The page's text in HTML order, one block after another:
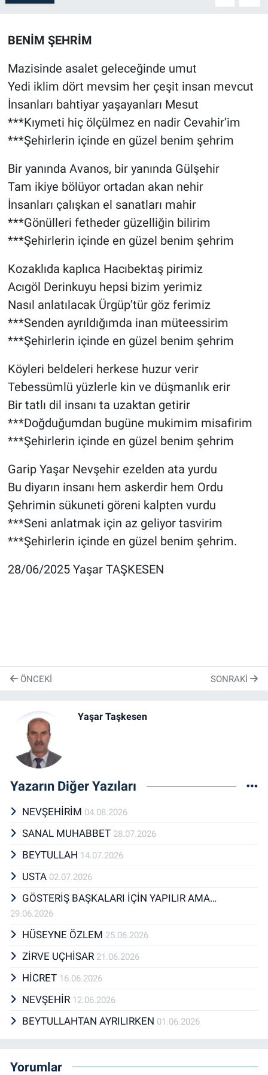
BENİM ŞEHRİM
Mazisinde asalet geleceğinde umut
Yedi iklim dört mevsim her çeşit insan mevcut
İnsanları bahtiyar yaşayanları Mesut
***Kıymeti hiç ölçülmez en nadir Cevahir’im
***Şehirlerin içinde en güzel benim şehrim
Bir yanında Avanos, bir yanında Gülşehir
Tam ikiye bölüyor ortadan akan nehir
İnsanları çalışkan el sanatları mahir
***Gönülleri fetheder güzelliğin bilirim
***Şehirlerin içinde en güzel benim şehrim
Kozaklıda kaplıca Hacıbektaş pirimiz
Acıgöl Derinkuyu hepsi bizim yerimiz
Nasıl anlatılacak Ürgüp’tür göz ferimiz
***Senden ayrıldığımda inan müteessirim
***Şehirlerin içinde en güzel benim şehrim
Köyleri beldeleri herkese huzur verir
Tebessümlü yüzlerle kin ve düşmanlık erir
Bir tatlı dil insanı ta uzaktan getirir
***Doğduğumdan bugüne mukimim misafirim
***Şehirlerin içinde en güzel benim şehrim
Garip Yaşar Nevşehir ezelden ata yurdu
Bu diyarın insanı hem askerdir hem Ordu
Şehrimin sükuneti göreni kalpten vurdu
***Seni anlatmak için az geliyor tasvirim
***Şehirlerin içinde en güzel benim şehrim.
28/06/2025 Yaşar TAŞKESEN
ÖNCEKI SONRAKI
Yaşar Taşkesen
Yazarın Diğer Yazıları
NEVŞEHİRİM 04.08.2026
SANAL MUHABBET 28.07.2026
BEYTULLAH 14.07.2026
USTA 02.07.2026
GÖSTERİŞ BAŞKALARI İÇİN YAPILIR AMA…
29.06.2026
HÜSEYNE ÖZLEM 25.06.2026
ZİRVE UÇHİSAR 21.06.2026
HİCRET 16.06.2026
NEVŞEHİR 12.06.2026
BEYTULLAHTAN AYRILIRKEN 01.06.2026
Yorumlar
Genel
Sizden Gelenler
Sağlık
Eğitim
Kültür
3.Sayfa
Medya
Bilim-Tek
Teknoloji
Kayseri
Niğde
Kırşehir
Yerel
Genel
Asayiş
Magazin
Haberde İnsan
Sizden Gelenler